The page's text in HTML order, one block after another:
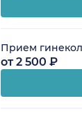
Прием
от 2 500 ₽